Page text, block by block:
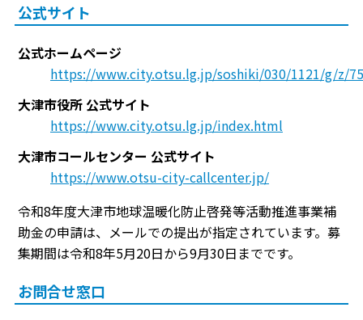
公式サイト
公式ホームページ
https://www.city.otsu.lg.jp/soshiki/030/1121/g/z/
大津市役所 公式サイト
https://www.city.otsu.lg.jp/index.html
大津市コールセンター 公式サイト
https://www.otsu-city-callcenter.jp/
令和8年度大津市地球温暖化防止啓発等活動推進事業補
助金の申請は、メールでの提出が指定されています。募
集期間は令和8年5月20日から9月30日までです。
お問合せ窓口